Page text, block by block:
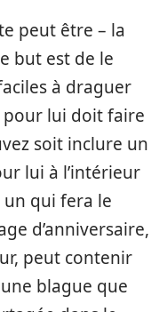
peut être – la
but est de le
à draguer
pour lui doit faire
soit inclure un
lui à l’intérieur
qui fera le
d’anniversaire,
peut contenir
blague que